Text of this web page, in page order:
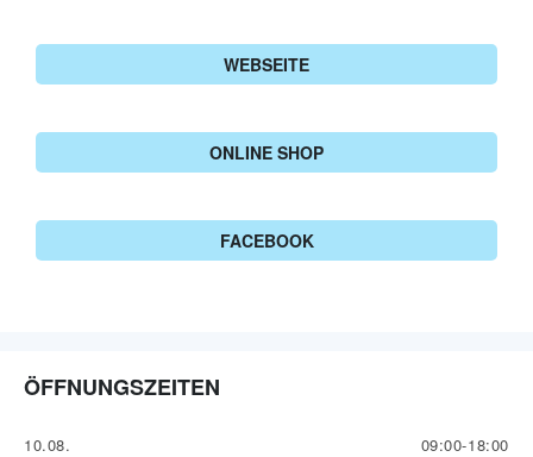
WEBSEITE
ONLINE SHOP
FACEBOOK
ÖFFNUNGSZEITEN
10.08.
09:00-18:00